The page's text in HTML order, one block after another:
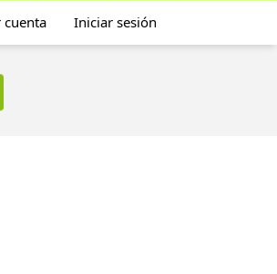
cuenta Iniciar sesión